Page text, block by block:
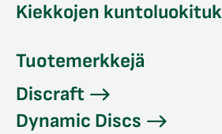
Kiekkojen
Tuotemerkkejä
Discraft
Dynamic Discs